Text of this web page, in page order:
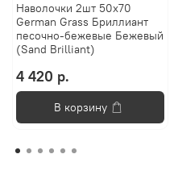
Наволочки 2шт 50x70
German Grass Бриллиант
песочно-бежевые Бежевый
(Sand Brilliant)
4 420 р.
В корзину